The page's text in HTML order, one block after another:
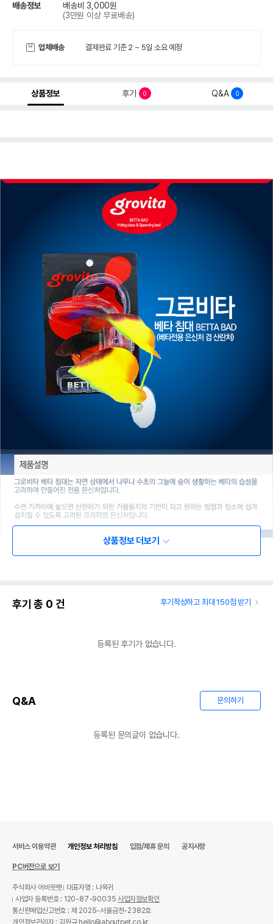
배송정보
배송비 3,000원
(3만원 이상 무료배송)
업체배송 결제완료 기준 2 ~ 5일 소요 예정
상품정보 후기 0 Q&A 0
상품정보 더보기
후기 총 0 건 후기작성하고 최대 150점 받기
등록된 후기가 없습니다.
Q&A 문의하기
등록된 문의글이 없습니다.
서비스 이용약관 개인정보 처리방침 입점/제휴 문의 공지사항
PC버전으로 보기
주식회사 어바웃펫
대표자명 : 나옥귀
사업자 등록번호 : 120-87-90035사업자정보확인
통신판매업신고번호 : 제 2025-서울금천-2382호
개인정보관리자 : 김원규 hello@aboutpet.co.kr